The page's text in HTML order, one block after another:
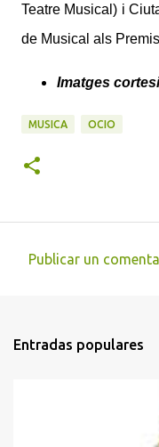
Teatre Musical) i
de Musical als
Imatges
MUSICA OCIO
e
Publicar un
Entradas populares